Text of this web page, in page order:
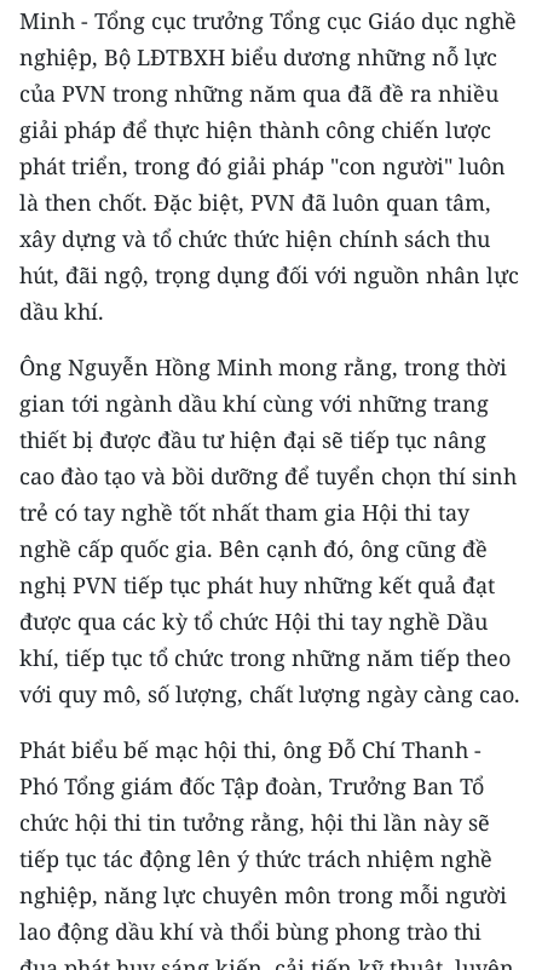
Minh - Tổng cục trưởng Tổng cục Giáo dục nghề
nghiệp, Bộ LĐTBXH biểu dương những nỗ lực
của PVN trong những năm qua đã đề ra nhiều
giải pháp để thực hiện thành công chiến lược
phát triển, trong đó giải pháp "con người" luôn
là then chốt. Đặc biệt, PVN đã luôn quan tâm,
xây dựng và tổ chức thức hiện chính sách thu
hút, đãi ngộ, trọng dụng đối với nguồn nhân lực
dầu khí.
Ông Nguyễn Hồng Minh mong rằng, trong thời
gian tới ngành dầu khí cùng với những trang
thiết bị được đầu tư hiện đại sẽ tiếp tục nâng
cao đào tạo và bồi dưỡng để tuyển chọn thí sinh
trẻ có tay nghề tốt nhất tham gia Hội thi tay
nghề cấp quốc gia. Bên cạnh đó, ông cũng đề
nghị PVN tiếp tục phát huy những kết quả đạt
được qua các kỳ tổ chức Hội thi tay nghề Dầu
khí, tiếp tục tổ chức trong những năm tiếp theo
với quy mô, số lượng, chất lượng ngày càng cao.
Phát biểu bế mạc hội thi, ông Đỗ Chí Thanh -
Phó Tổng giám đốc Tập đoàn, Trưởng Ban Tổ
chức hội thi tin tưởng rằng, hội thi lần này sẽ
tiếp tục tác động lên ý thức trách nhiệm nghề
nghiệp, năng lực chuyên môn trong mỗi người
lao động dầu khí và thổi bùng phong trào thi